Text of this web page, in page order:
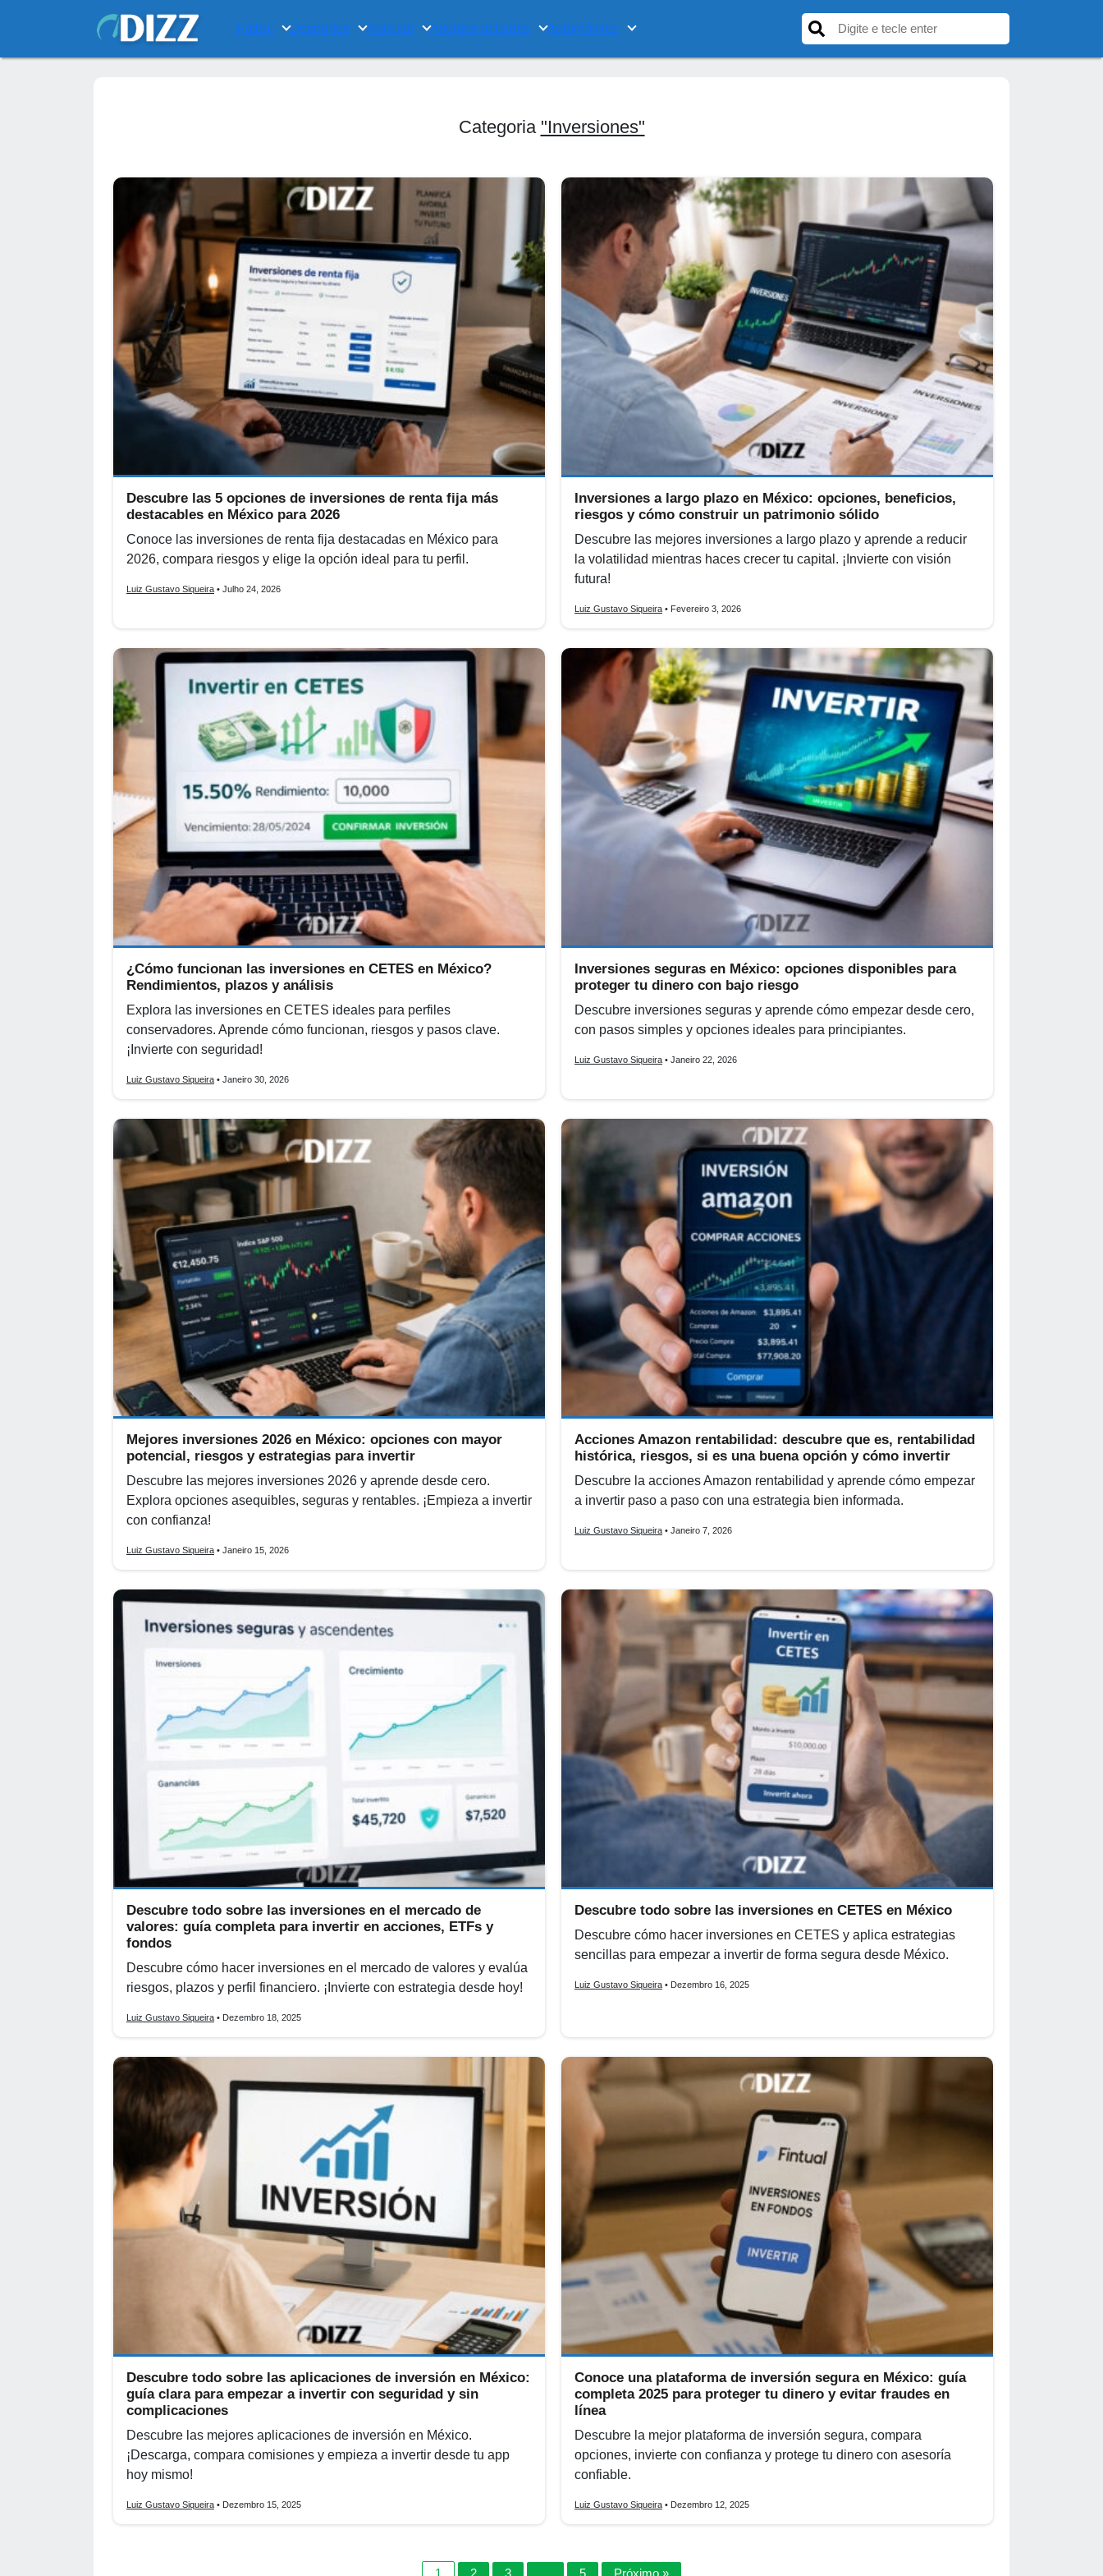
Fútbol Desportes Noticias Asuntos actuales Automóviles
Categoria "Inversiones"
Descubre las 5 opciones de inversiones de renta fija más
destacables en México para 2026
Conoce las inversiones de renta fija destacadas en México para
2026, compara riesgos y elige la opción ideal para tu perfil.
Luiz Gustavo Siqueira • Julho 24, 2026
Inversiones a largo plazo en México: opciones, beneficios,
riesgos y cómo construir un patrimonio sólido
Descubre las mejores inversiones a largo plazo y aprende a reducir
la volatilidad mientras haces crecer tu capital. ¡Invierte con visión
futura!
Luiz Gustavo Siqueira • Fevereiro 3, 2026
¿Cómo funcionan las inversiones en CETES en México?
Rendimientos, plazos y análisis
Explora las inversiones en CETES ideales para perfiles
conservadores. Aprende cómo funcionan, riesgos y pasos clave.
¡Invierte con seguridad!
Luiz Gustavo Siqueira • Janeiro 30, 2026
Inversiones seguras en México: opciones disponibles para
proteger tu dinero con bajo riesgo
Descubre inversiones seguras y aprende cómo empezar desde cero,
con pasos simples y opciones ideales para principiantes.
Luiz Gustavo Siqueira • Janeiro 22, 2026
Mejores inversiones 2026 en México: opciones con mayor
potencial, riesgos y estrategias para invertir
Descubre las mejores inversiones 2026 y aprende desde cero.
Explora opciones asequibles, seguras y rentables. ¡Empieza a invertir
con confianza!
Luiz Gustavo Siqueira • Janeiro 15, 2026
Acciones Amazon rentabilidad: descubre que es, rentabilidad
histórica, riesgos, si es una buena opción y cómo invertir
Descubre la acciones Amazon rentabilidad y aprende cómo empezar
a invertir paso a paso con una estrategia bien informada.
Luiz Gustavo Siqueira • Janeiro 7, 2026
Descubre todo sobre las inversiones en el mercado de
valores: guía completa para invertir en acciones, ETFs y
fondos
Descubre cómo hacer inversiones en el mercado de valores y evalúa
riesgos, plazos y perfil financiero. ¡Invierte con estrategia desde hoy!
Luiz Gustavo Siqueira • Dezembro 18, 2025
Descubre todo sobre las inversiones en CETES en México
Descubre cómo hacer inversiones en CETES y aplica estrategias
sencillas para empezar a invertir de forma segura desde México.
Luiz Gustavo Siqueira • Dezembro 16, 2025
Descubre todo sobre las aplicaciones de inversión en México:
guía clara para empezar a invertir con seguridad y sin
complicaciones
Descubre las mejores aplicaciones de inversión en México.
¡Descarga, compara comisiones y empieza a invertir desde tu app
hoy mismo!
Luiz Gustavo Siqueira • Dezembro 15, 2025
Conoce una plataforma de inversión segura en México: guía
completa 2025 para proteger tu dinero y evitar fraudes en
línea
Descubre la mejor plataforma de inversión segura, compara
opciones, invierte con confianza y protege tu dinero con asesoría
confiable.
Luiz Gustavo Siqueira • Dezembro 12, 2025
1 2 3 5 Próximo »